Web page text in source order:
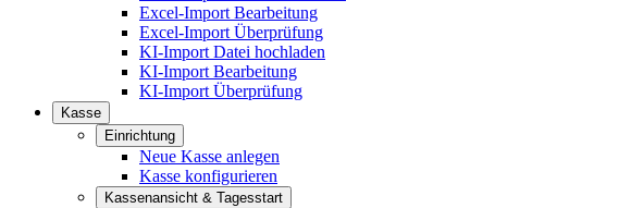
Excel-Import Bearbeitung
Excel-Import Überprüfung
KI-Import Datei hochladen
KI-Import Bearbeitung
KI-Import Überprüfung
Kasse
Einrichtung
Neue Kasse anlegen
Kasse konfigurieren
Kassenansicht & Tagesstart